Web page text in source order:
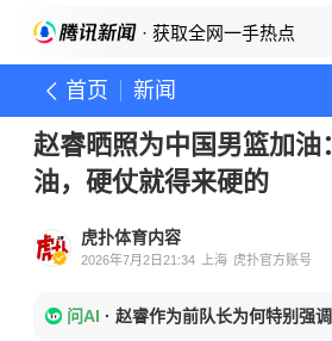
· 获取全网一手热点
首页 新闻
赵睿晒照为中国男篮加油
油，硬仗就得来硬的
虎扑体育内容
2026年7月2日21:34 上海 虎扑官方账号
问AI · 赵睿作为前队长为何特别强调